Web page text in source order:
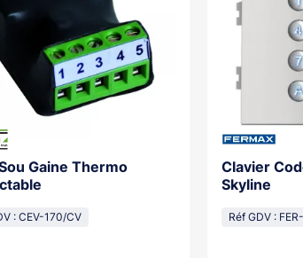
Gaine Thermo
: CEV-170/CV
Clavier
Skyline
Réf GDV :